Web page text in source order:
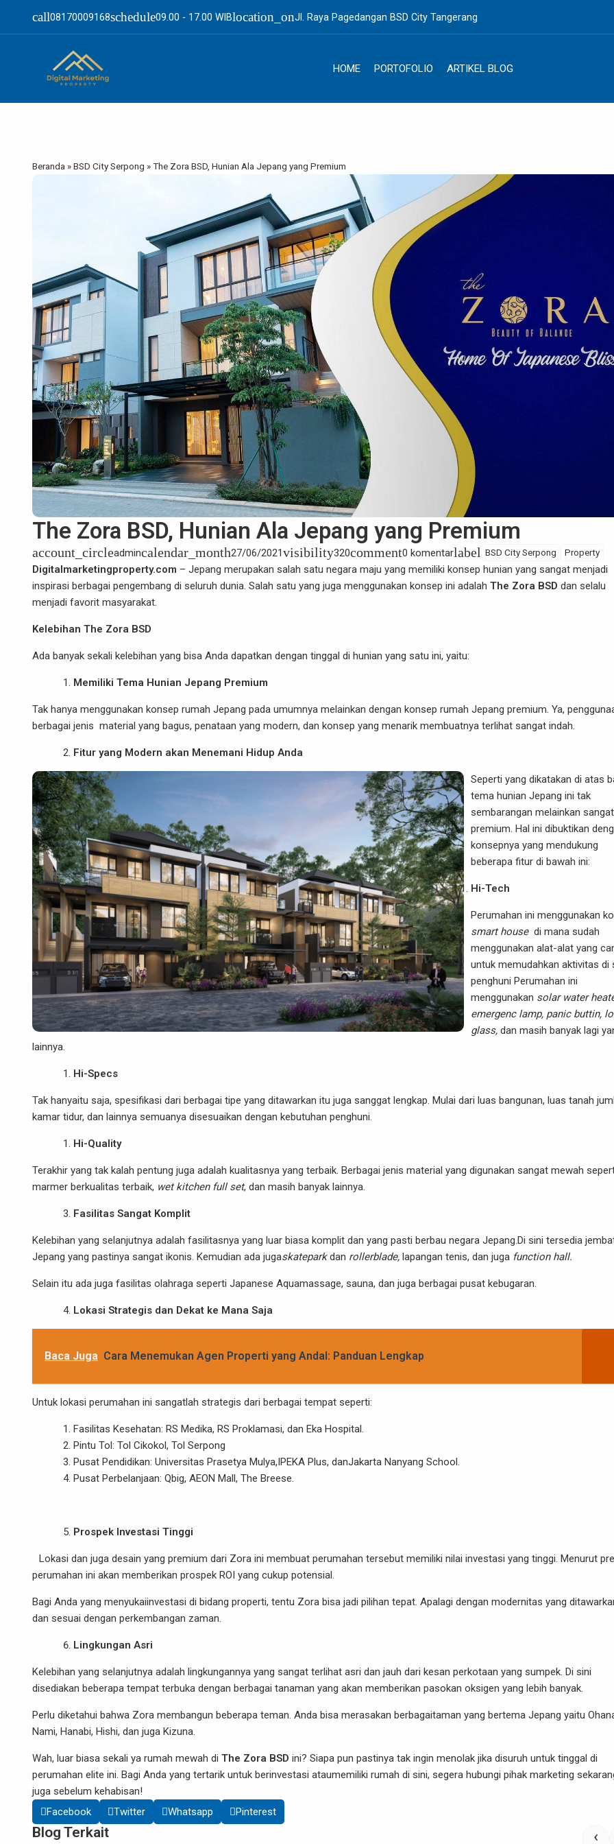
call08170009168schedule09.00 - 17.00 WIBlocation_onJl. Raya Pagedangan BSD City Tangerang
HOME PORTOFOLIO ARTIKEL BLOG
Beranda »BSD City Serpong »The Zora BSD, Hunian Ala Jepang yang Premium
The Zora BSD, Hunian Ala Jepang yang Premium
account_circleadmincalendar_month27/06/2021visibility320comment0 komentarlabel BSD City Serpong Property
Digitalmarketingproperty.com – Jepang merupakan salah satu negara maju yang memiliki konsep hunian yang sangat menjadi
inspirasi berbagai pengembang di seluruh dunia. Salah satu yang juga menggunakan konsep ini adalah The Zora BSD dan selalu
menjadi favorit masyarakat.
Kelebihan The Zora BSD
Ada banyak sekali kelebihan yang bisa Anda dapatkan dengan tinggal di hunian yang satu ini, yaitu:
Memiliki Tema Hunian Jepang Premium
Tak hanya menggunakan konsep rumah Jepang pada umumnya melainkan dengan konsep rumah Jepang premium. Ya,
berbagai jenis material yang bagus, penataan yang modern, dan konsep yang menarik membuatnya terlihat sangat indah.
Fitur yang Modern akan Menemani Hidup Anda
Seperti yang dikatakan di atas
tema hunian Jepang ini tak
sembarangan melainkan sangat
premium. Hal ini dibuktikan
konsepnya yang mendukung
beberapa fitur di bawah ini:
Hi-Tech
Perumahan ini menggunakan
smart house di mana sudah
menggunakan alat-alat yang
untuk memudahkan aktivitas di
penghuni Perumahan ini
menggunakan solar water
emergenc lamp, panic buttin,
glass, dan masih banyak lagi
lainnya.
Hi-Specs
Tak hanyaitu saja, spesifikasi dari berbagai tipe yang ditawarkan itu juga sanggat lengkap. Mulai dari luas bangunan, luas tanah
kamar tidur, dan lainnya semuanya disesuaikan dengan kebutuhan penghuni.
Hi-Quality
Terakhir yang tak kalah pentung juga adalah kualitasnya yang terbaik. Berbagai jenis material yang digunakan sangat mewah
marmer berkualitas terbaik, wet kitchen full set, dan masih banyak lainnya.
Fasilitas Sangat Komplit
Kelebihan yang selanjutnya adalah fasilitasnya yang luar biasa komplit dan yang pasti berbau negara Jepang.Di sini tersedia
Jepang yang pastinya sangat ikonis. Kemudian ada jugaskateparkdan rollerblade, lapangan tenis, dan juga function hall.
Selain itu ada juga fasilitas olahraga seperti Japanese Aquamassage, sauna, dan juga berbagai pusat kebugaran.
Lokasi Strategis dan Dekat ke Mana Saja
Baca Juga Cara Menemukan Agen Properti yang Andal: Panduan Lengkap
Untuk lokasi perumahan ini sangatlah strategis dari berbagai tempat seperti:
Fasilitas Kesehatan: RS Medika, RS Proklamasi, dan Eka Hospital.
Pintu Tol: Tol Cikokol, Tol Serpong
Pusat Pendidikan: Universitas Prasetya Mulya,IPEKA Plus, danJakarta Nanyang School.
Pusat Perbelanjaan: Qbig, AEON Mall, The Breese.
Prospek Investasi Tinggi
Lokasi dan juga desain yang premium dari Zora ini membuat perumahan tersebut memiliki nilai investasi yang tinggi. Menurut
perumahan ini akan memberikan prospek ROI yang cukup potensial.
Bagi Anda yang menyukaiinvestasi di bidang properti, tentu Zora bisa jadi pilihan tepat. Apalagi dengan modernitas yang
dan sesuai dengan perkembangan zaman.
Lingkungan Asri
Kelebihan yang selanjutnya adalah lingkungannya yang sangat terlihat asri dan jauh dari kesan perkotaan yang sumpek. Di sini
disediakan beberapa tempat terbuka dengan berbagai tanaman yang akan memberikan pasokan oksigen yang lebih banyak.
Perlu diketahui bahwa Zora membangun beberapa teman. Anda bisa merasakan berbagaitaman yang bertema Jepang yaitu
Nami, Hanabi, Hishi, dan juga Kizuna.
Wah, luar biasa sekali ya rumah mewah di The Zora BSD ini? Siapa pun pastinya tak ingin menolak jika disuruh untuk tinggal di
perumahan elite ini. Bagi Anda yang tertarik untuk berinvestasi ataumemiliki rumah di sini, segera hubungi pihak marketing
juga sebelum kehabisan!
Facebook
Twitter Whatsapp Pinterest
Blog Terkait ‹